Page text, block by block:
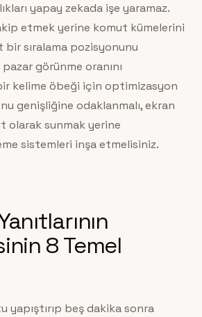
yapay zekada işe yaramaz.
etmek yerine komut kümelerini
bir sıralama pozisyonunu
görünme oranını
kelime öbeği için optimizasyon
genişliğine odaklanmalı, ekran
olarak sunmak yerine
sistemleri inşa etmelisiniz.
8 Temel
yapıştırıp beş dakika sonra